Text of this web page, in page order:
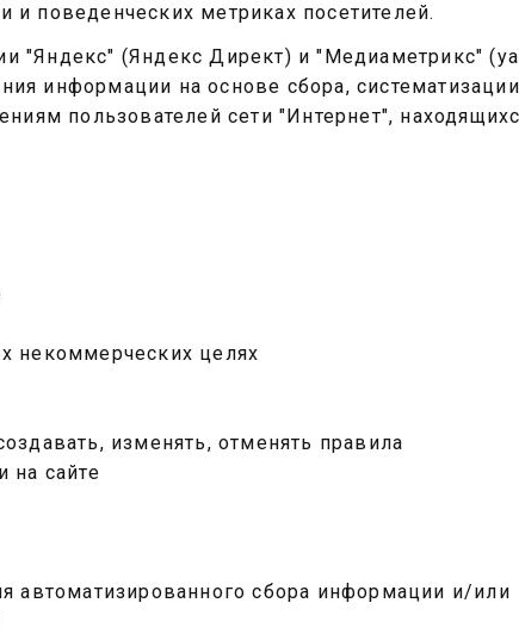
поведенческих метриках посетителей.
"Яндекс" (Яндекс Директ) и "Медиаметрикс"
информации на основе сбора,
пользователей сети "Интернет",
некоммерческих целях
изменять, отменять правила
на сайте
автоматизированного сбора информации и/или